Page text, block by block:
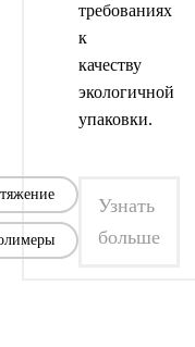
требованиях
к
качеству
экологичной
упаковки.
Узнать
больше